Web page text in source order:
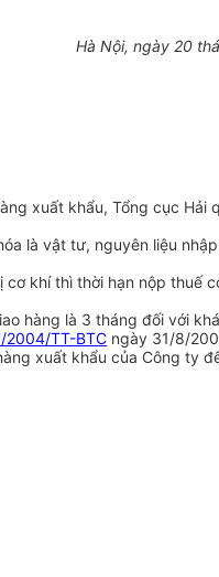
Hà Nội, ngày 20
xuất khẩu, Tổng cục Hải
là vật tư, nguyên liệu
khí thì thời hạn nộp thuế
hàng là 3 tháng đối với
2004/TT-BTC ngày 31/8/
xuất khẩu của Công ty